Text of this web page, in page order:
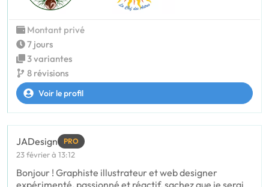
Montant privé
7 jours
3 variantes
8 révisions
Voir le profil
JADesign PRO
23 février à 13:12
Bonjour ! Graphiste illustrateur et web designer